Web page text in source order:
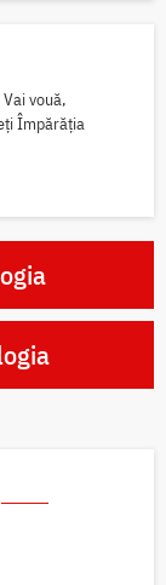
vouă,
Împărăția